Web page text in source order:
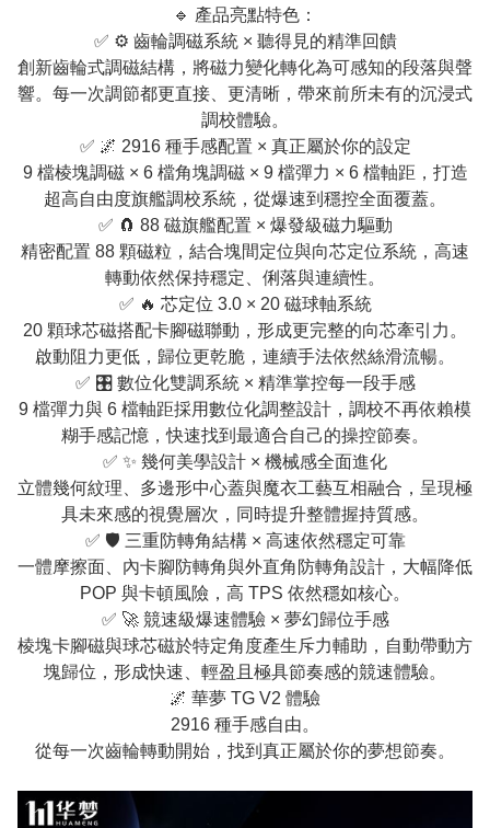
🔹 產品亮點特色：
✅ ⚙️ 齒輪調磁系統 × 聽得見的精準回饋
創新齒輪式調磁結構，將磁力變化轉化為可感知的段落與聲
響。每一次調節都更直接、更清晰，帶來前所未有的沉浸式
調校體驗。
✅ 🌌 2916 種手感配置 × 真正屬於你的設定
9 檔棱塊調磁 × 6 檔角塊調磁 × 9 檔彈力 × 6 檔軸距，打造
超高自由度旗艦調校系統，從爆速到穩控全面覆蓋。
✅ 🧲 88 磁旗艦配置 × 爆發級磁力驅動
精密配置 88 顆磁粒，結合塊間定位與向芯定位系統，高速
轉動依然保持穩定、俐落與連續性。
✅ 🔥 芯定位 3.0 × 20 磁球軸系統
20 顆球芯磁搭配卡腳磁聯動，形成更完整的向芯牽引力。
啟動阻力更低，歸位更乾脆，連續手法依然絲滑流暢。
✅ 🎛️ 數位化雙調系統 × 精準掌控每一段手感
9 檔彈力與 6 檔軸距採用數位化調整設計，調校不再依賴模
糊手感記憶，快速找到最適合自己的操控節奏。
✅ ✨ 幾何美學設計 × 機械感全面進化
立體幾何紋理、多邊形中心蓋與魔衣工藝互相融合，呈現極
具未來感的視覺層次，同時提升整體握持質感。
✅ 🛡️ 三重防轉角結構 × 高速依然穩定可靠
一體摩擦面、內卡腳防轉角與外直角防轉角設計，大幅降低
POP 與卡頓風險，高 TPS 依然穩如核心。
✅ 🚀 競速級爆速體驗 × 夢幻歸位手感
棱塊卡腳磁與球芯磁於特定角度產生斥力輔助，自動帶動方
塊歸位，形成快速、輕盈且極具節奏感的競速體驗。
🌌 華夢 TG V2 體驗
2916 種手感自由。
從每一次齒輪轉動開始，找到真正屬於你的夢想節奏。